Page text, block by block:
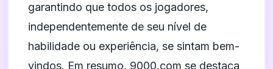
garantindo que todos os jogadores,
independentemente de seu nível de
habilidade ou experiência, se sintam bem-
vindos. Em resumo, 9000.com se destaca